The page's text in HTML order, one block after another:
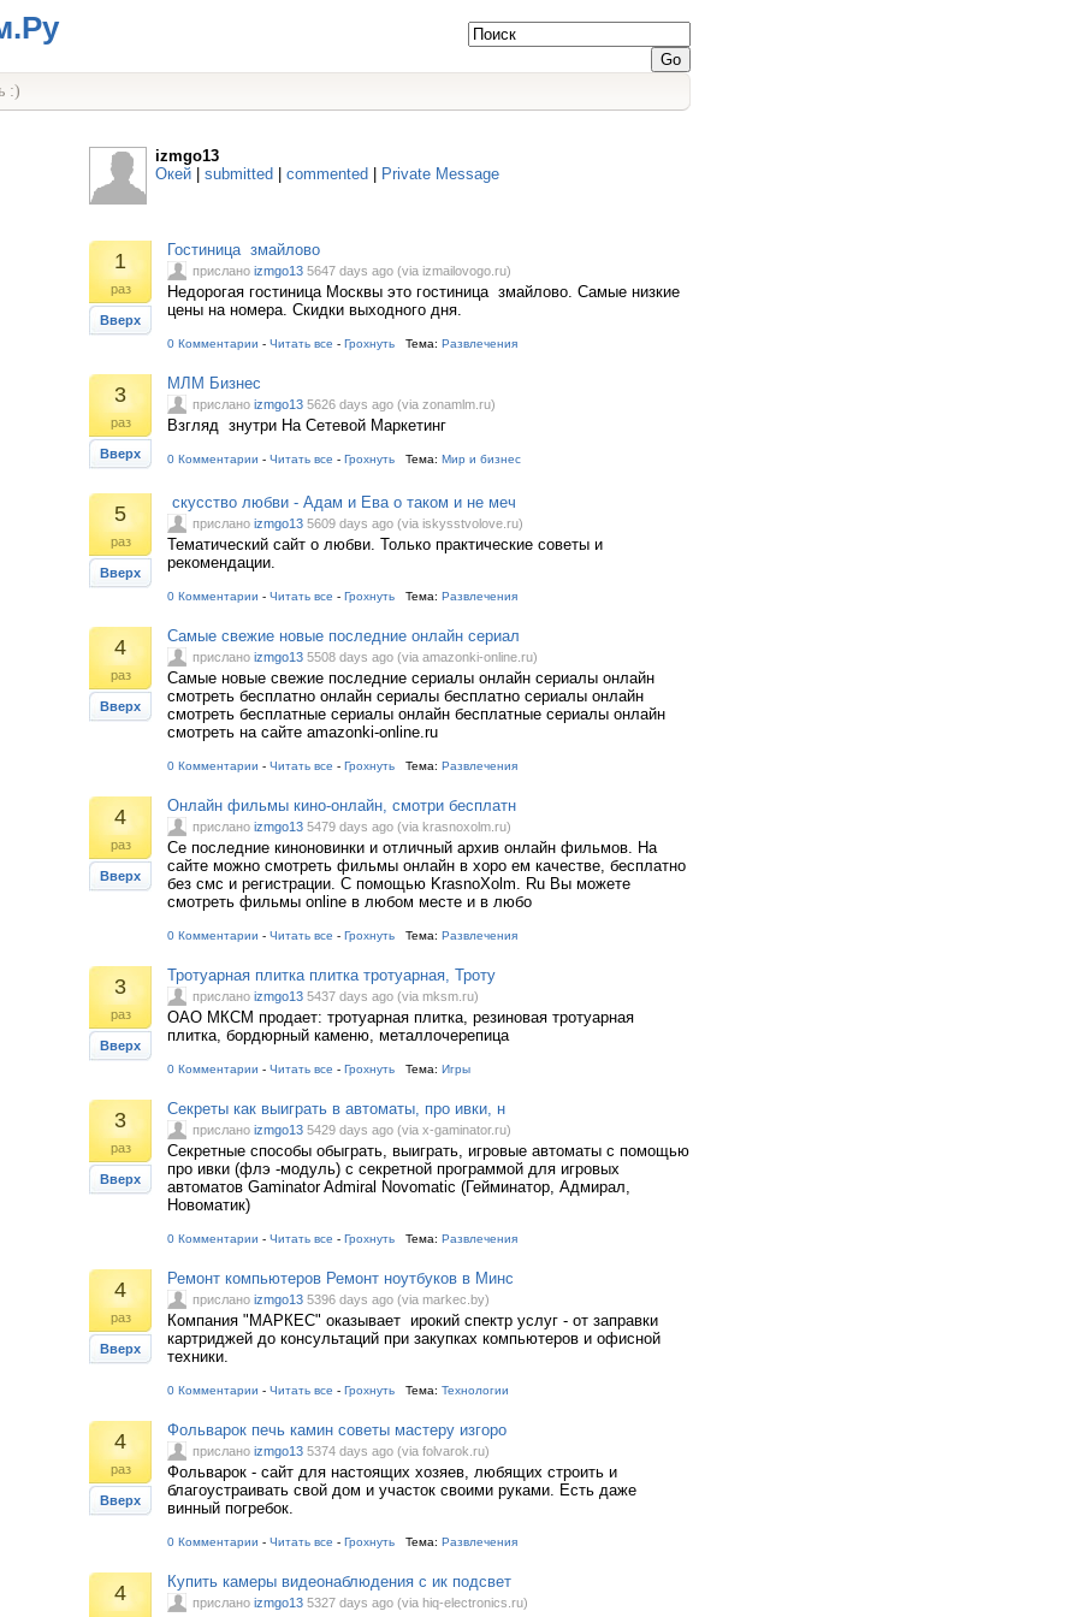
:)
izmgo13
Окей
submitted commented Private Message
1
раз
Вверх
Гостиница змайлово
прислано izmgo13 5647 days ago (via izmailovogo.ru)
Недорогая гостиница Москвы это гостиница змайлово. Самые низкие
цены на номера. Скидки выходного дня.
0 Комментарии - Читать все - Грохнуть Тема: Развлечения
3
раз
Вверх
МЛМ Бизнес
прислано izmgo13 5626 days ago (via zonamlm.ru)
Взгляд знутри На Сетевой Маркетинг
0 Комментарии - Читать все - Грохнуть Тема: Мир и бизнес
5
раз
Вверх
скусство любви - Адам и Ева о таком и не меч
прислано izmgo13 5609 days ago (via iskysstvolove.ru)
Тематический сайт о любви. Только практические советы и
рекомендации.
0 Комментарии - Читать все - Грохнуть Тема: Развлечения
4
раз
Вверх
Самые свежие новые последние онлайн сериал
прислано izmgo13 5508 days ago (via amazonki-online.ru)
Самые новые свежие последние сериалы онлайн сериалы онлайн
смотреть бесплатно онлайн сериалы бесплатно сериалы онлайн
смотреть бесплатные сериалы онлайн бесплатные сериалы онлайн
смотреть на сайте amazonki-online.ru
0 Комментарии - Читать все - Грохнуть Тема: Развлечения
4
раз
Вверх
Онлайн фильмы кино-онлайн, смотри бесплатн
прислано izmgo13 5479 days ago (via krasnoxolm.ru)
Се последние киноновинки и отличный архив онлайн фильмов. На
сайте можно смотреть фильмы онлайн в хоро ем качестве, бесплатно
без смс и регистрации. С помощью KrasnoXolm. Ru Вы можете
смотреть фильмы online в любом месте и в любо
0 Комментарии - Читать все - Грохнуть Тема: Развлечения
3
раз
Вверх
Тротуарная плитка плитка тротуарная, Троту
прислано izmgo13 5437 days ago (via mksm.ru)
ОАО МКСМ продает: тротуарная плитка, резиновая тротуарная
плитка, бордюрный каменю, металлочерепица
0 Комментарии - Читать все - Грохнуть Тема: Игры
3
раз
Вверх
Секреты как выиграть в автоматы, про ивки, н
прислано izmgo13 5429 days ago (via x-gaminator.ru)
Секретные способы обыграть, выиграть, игровые автоматы с помощью
про ивки (флэ -модуль) с секретной программой для игровых
автоматов Gaminator Admiral Novomatic (Гейминатор, Адмирал,
Новоматик)
0 Комментарии - Читать все - Грохнуть Тема: Развлечения
4
раз
Вверх
Ремонт компьютеров Ремонт ноутбуков в Минс
прислано izmgo13 5396 days ago (via markec.by)
Компания "МАРКЕС" оказывает ирокий спектр услуг - от заправки
картриджей до консультаций при закупках компьютеров и офисной
техники.
0 Комментарии - Читать все - Грохнуть Тема: Технологии
4
раз
Вверх
Фольварок печь камин советы мастеру изгоро
прислано izmgo13 5374 days ago (via folvarok.ru)
Фольварок - сайт для настоящих хозяев, любящих строить и
благоустраивать свой дом и участок своими руками. Есть даже
винный погребок.
0 Комментарии - Читать все - Грохнуть Тема: Развлечения
4 Купить камеры видеонаблюдения с ик подсвет
прислано izmgo13 5327 days ago (via hiq-electronics.ru)